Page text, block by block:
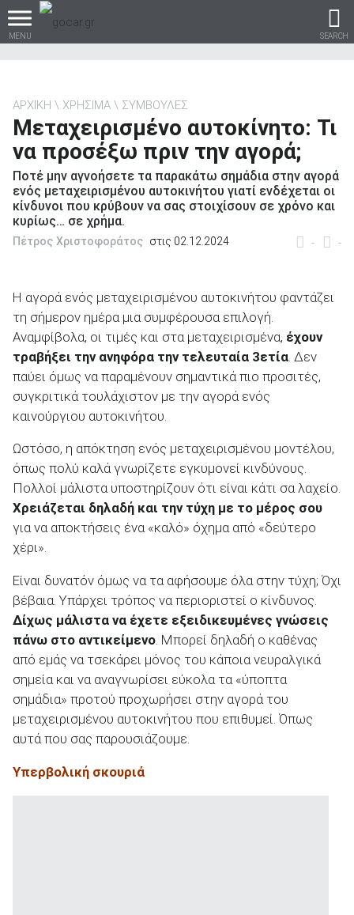
MENU SEARCH
Βρες τα πάντα για το
αυτοκίνητο!
βρες το!
Καινούρια
ΑΝΑΖΗΤΗΣΗ
Μεταχειρισμένα
ΑΝΑΖΗΤΗΣΗ
Επιχειρήσεις
ΑΝΑΖΗΤΗΣΗ
ΑΡΧΙΚΗ ΧΡΗΣΙΜΑ ΣΥΜΒΟΥΛΕΣ
Μεταχειρισμένο αυτοκίνητο: Τι
να προσέξω πριν την αγορά;
Ποτέ μην αγνοήσετε τα παρακάτω σημάδια στην αγορά
ενός μεταχειρισμένου αυτοκινήτου γιατί ενδέχεται οι
κίνδυνοι που κρύβουν να σας στοιχίσουν σε χρόνο και
κυρίως… σε χρήμα.
- -
Πέτρος Χριστοφοράτος στις 02.12.2024
Η αγορά ενός μεταχειρισμένου αυτοκινήτου φαντάζει
τη σήμερον ημέρα μια συμφέρουσα επιλογή.
Αναμφίβολα, οι τιμές και στα μεταχειρισμένα, έχουν
τραβήξει την ανηφόρα την τελευταία 3ετία . Δεν
παύει όμως να παραμένουν σημαντικά πιο προσιτές,
συγκριτικά τουλάχιστον με την αγορά ενός
καινούργιου αυτοκινήτου.
Ωστόσο, η απόκτηση ενός μεταχειρισμένου μοντέλου,
όπως πολύ καλά γνωρίζετε εγκυμονεί κινδύνους.
Πολλοί μάλιστα υποστηρίζουν ότι είναι κάτι σα λαχείο.
Χρειάζεται δηλαδή και την τύχη με το μέρος σου
για να αποκτήσεις ένα «καλό» όχημα από «δεύτερο
χέρι».
Είναι δυνατόν όμως να τα αφήσουμε όλα στην τύχη; Όχι
βέβαια. Υπάρχει τρόπος να περιοριστεί ο κίνδυνος.
Δίχως μάλιστα να έχετε εξειδικευμένες γνώσεις
πάνω στο αντικείμενο. Μπορεί δηλαδή ο καθένας
από εμάς να τσεκάρει μόνος του κάποια νευραλγικά
σημεία και να αναγνωρίσει εύκολα τα «ύποπτα
σημάδια» προτού προχωρήσει στην αγορά του
μεταχειρισμένου αυτοκινήτου που επιθυμεί. Όπως
αυτά που σας παρουσιάζουμε.
Υπερβολική σκουριά